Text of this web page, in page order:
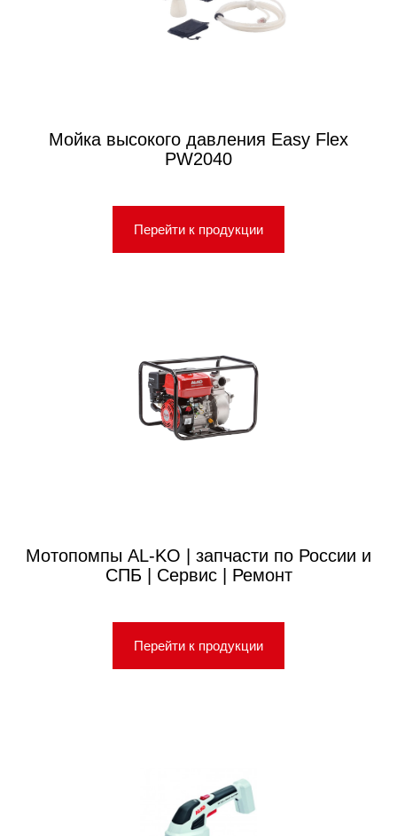
Мойка высокого давления Easy Flex
PW2040
Перейти к продукции
Мотопомпы AL-KO | запчасти по России и
СПБ | Сервис | Ремонт
Перейти к продукции